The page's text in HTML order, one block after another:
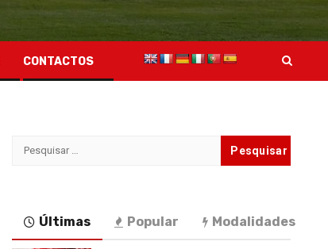
CONTACTOS
Pesquisar
Últimas Popular Modalidades